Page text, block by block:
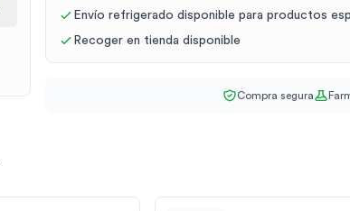
Envío refrigerado disponible para productos
Recoger en tienda disponible
Compra segura